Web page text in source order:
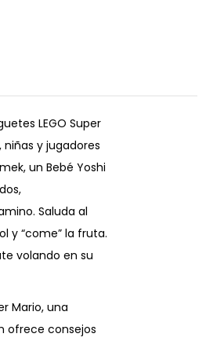
LEGO Super
y jugadores
un Bebé Yoshi
Saluda al
y “come” la fruta.
volando en su
Mario, una
ofrece consejos